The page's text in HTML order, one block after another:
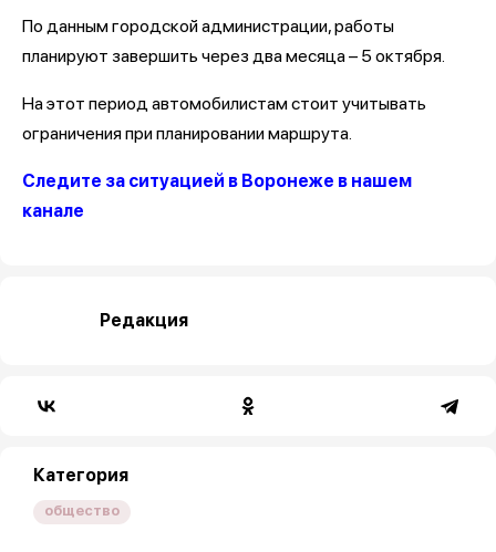
По данным городской администрации, работы
планируют завершить через два месяца – 5 октября.
На этот период автомобилистам стоит учитывать
ограничения при планировании маршрута.
Следите за ситуацией в Воронеже в нашем
канале
Редакция
Категория
общество